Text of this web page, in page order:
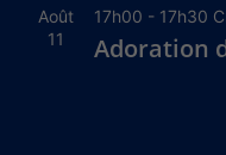
Août
11
17h00 - 17h30
Adoration